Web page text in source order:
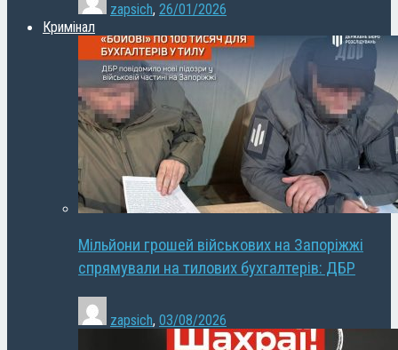
zapsich, 26/01/2026
Кримінал
Мільйони грошей військових на Запоріжжі
спрямували на тилових бухгалтерів: ДБР
zapsich, 03/08/2026